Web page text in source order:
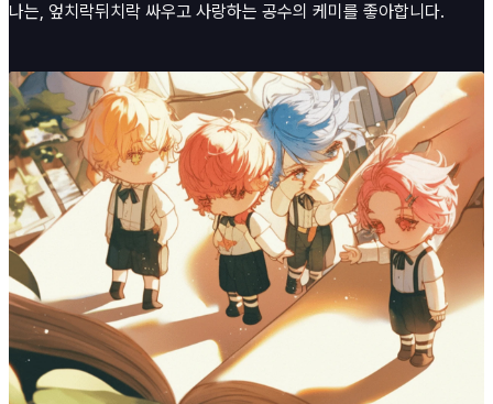
나는, 엎치락뒤치락 싸우고 사랑하는 공수의 케미를 좋아합니다.